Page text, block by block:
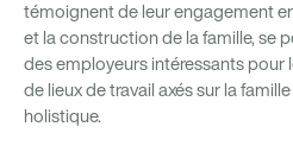
témoignent de leur engagement
et la construction de la famille, se
des employeurs intéressants pour
de lieux de travail axés sur la
holistique.